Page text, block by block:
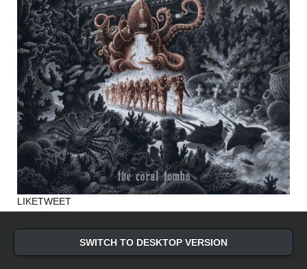
LIKETWEET
SWITCH TO DESKTOP VERSION